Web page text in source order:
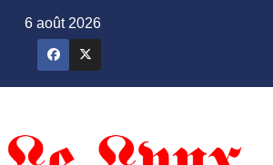
6 août 2026